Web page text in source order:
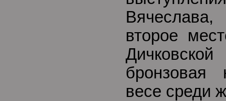
второе
бронзовая
весе среди